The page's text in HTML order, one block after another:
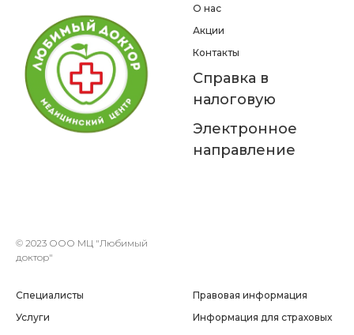
© 2023 ООО МЦ "Любимый
доктор"
О нас
Акции
Контакты
Справка в
налоговую
Электронное
направление
Специалисты
Услуги
Правовая информация
Информация для страховых